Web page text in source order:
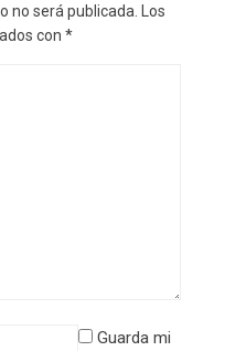
no será publicada.
Los
con *
Guarda mi